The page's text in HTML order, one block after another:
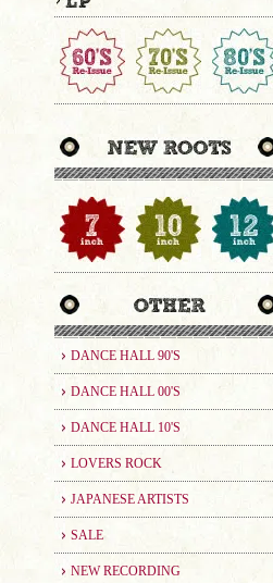
DANCE HALL 90'S
DANCE HALL 00'S
DANCE HALL 10'S
LOVERS ROCK
JAPANESE ARTISTS
SALE
NEW RECORDING